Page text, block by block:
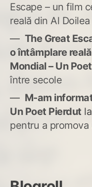
Escape – un film
reală din Al
The Great
o întâmplare
Mondial – Un
între secole
M-am
Un Poet Pierdut la
pentru a promova